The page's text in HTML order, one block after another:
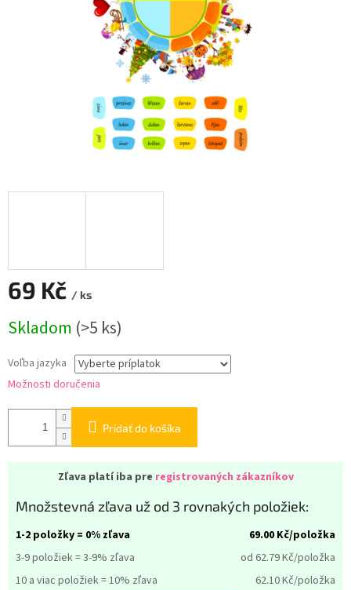
69 Kč / ks
cena:
Skladom (>5 ks)
Voľba jazyka
Možnosti doručenia
Pridať do košíka
Zľava platí iba pre registrovaných zákazníkov
Množstevná zľava už od 3 rovnakých položiek:
1-2 položky = 0% zľava 69.00 Kč/položka
3-9 položiek = 3-9% zľava
od 62.79Kč/položka
10 a viac položiek = 10% zľava
62.10Kč/položka